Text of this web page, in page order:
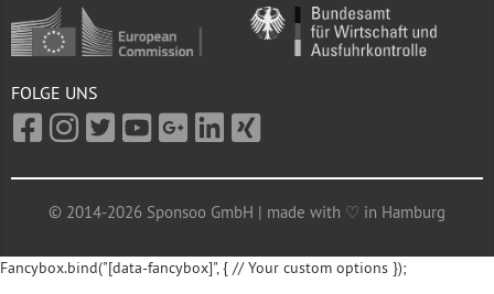
FOLGE UNS
© 2014-2026 Sponsoo GmbH | made with ♡ in Hamburg
Fancybox.bind("[data-fancybox]", { // Your custom options });